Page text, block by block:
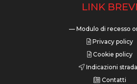
LINK BREVI
— Modulo di recesso
Privacy policy
Cookie policy
Indicazioni
Contatti